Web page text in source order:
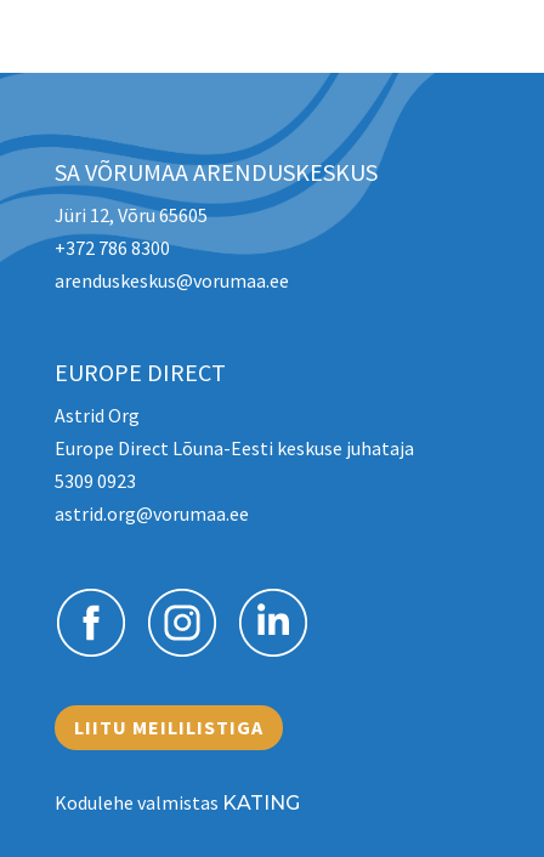
SA VÕRUMAA ARENDUSKESKUS
Jüri 12, Võru 65605
+372 786 8300
arenduskeskus@vorumaa.ee
EUROPE DIRECT
Astrid Org
Europe Direct Lõuna-Eesti keskuse juhataja
5309 0923
astrid.org@vorumaa.ee
LIITU MEILILISTIGA
Kodulehe valmistas KATING